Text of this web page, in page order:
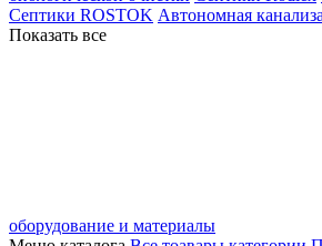
Септики ROSTOK Автономная
Показать все
оборудование и материалы